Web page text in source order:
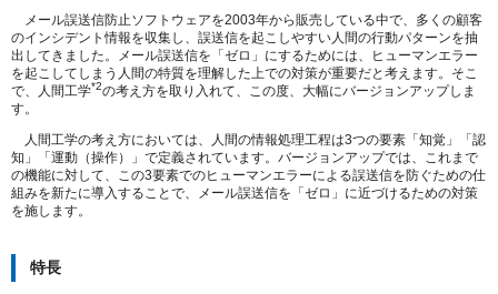
メール誤送信防止ソフトウェアを2003年から販売している中で、多くの顧客
のインシデント情報を収集し、誤送信を起こしやすい人間の行動パターンを抽
出してきました。メール誤送信を「ゼロ」にするためには、ヒューマンエラー
を起こしてしまう人間の特質を理解した上での対策が重要だと考えます。そこ
で、人間工学*2の考え方を取り入れて、この度、大幅にバージョンアップしま
す。
人間工学の考え方においては、人間の情報処理工程は3つの要素「知覚」「認
知」「運動（操作）」で定義されています。バージョンアップでは、これまで
の機能に対して、この3要素でのヒューマンエラーによる誤送信を防ぐための仕
組みを新たに導入することで、メール誤送信を「ゼロ」に近づけるための対策
を施します。
特長